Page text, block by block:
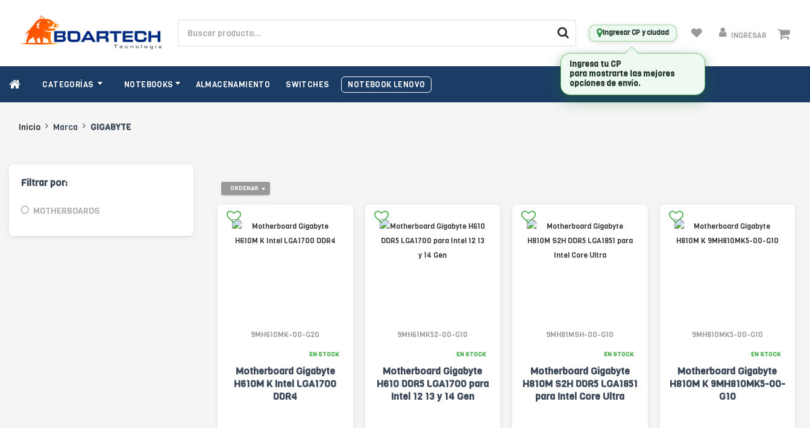
Ingresar CP y ciudad INGRESAR
CATEGORÍAS NOTEBOOKS ALMACENAMIENTO SWITCHES NOTEBOOK LENOVO
Inicio Marca GIGABYTE
Filtrar por:
MOTHERBOARDS
ORDENAR
9MH610MK-00-G20
EN STOCK
Motherboard Gigabyte
H610M K Intel LGA1700
DDR4
9MH61MK52-00-G10
EN STOCK
Motherboard Gigabyte
H610 DDR5 LGA1700 para
Intel 12 13 y 14 Gen
9MH81MSH-00-G10
EN STOCK
Motherboard Gigabyte
H810M S2H DDR5 LGA1851
para Intel Core Ultra
9MH810MK5-00-G10
EN STOCK
Motherboard Gigabyte
H810M K 9MH810MK5-00-
G10
Ingresa tu CP
para mostrarte las mejores
opciones de envío.